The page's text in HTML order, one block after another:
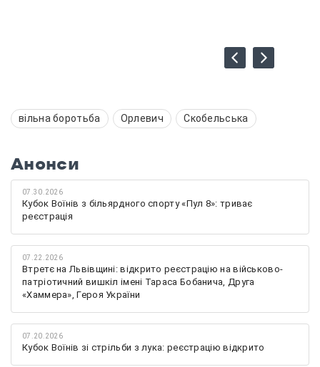
вільна боротьба Орлевич Скобельська
Анонси
07.30.2026
Кубок Воїнів з більярдного спорту «Пул 8»: триває
реєстрація
07.22.2026
Втретє на Львівщині: відкрито реєстрацію на військово-
патріотичний вишкіл імені Тараса Бобанича, Друга
«Хаммера», Героя України
07.20.2026
Кубок Воїнів зі стрільби з лука: реєстрацію відкрито